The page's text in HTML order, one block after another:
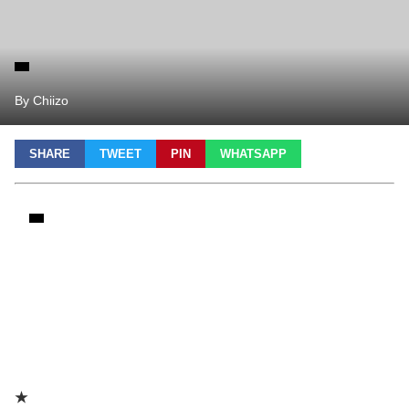
By Chiizo
SHARE TWEET PIN WHATSAPP
★